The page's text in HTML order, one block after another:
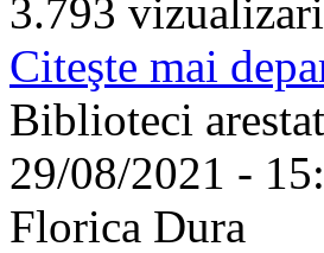
3.793 vizualizari
Citeşte mai
Biblioteci
29/08/2021 -
Florica Dura